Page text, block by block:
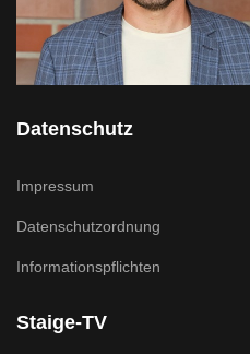
Datenschutz
Impressum
Datenschutzordnung
Informationspflichten
Staige-TV